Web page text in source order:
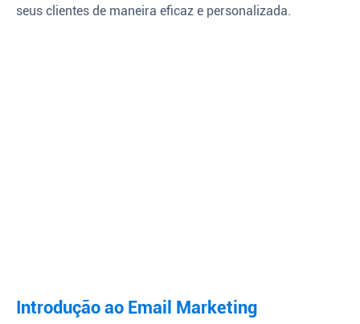
seus clientes de maneira eficaz e personalizada.
Introdução ao Email Marketing